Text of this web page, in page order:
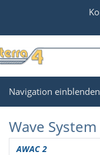
Navigation einblenden
Wave System
AWAC 2